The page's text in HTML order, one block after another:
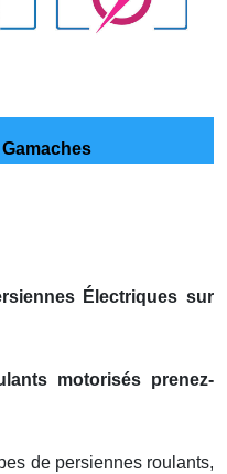
Électriques sur
motorisés prenez-
de persiennes roulants,